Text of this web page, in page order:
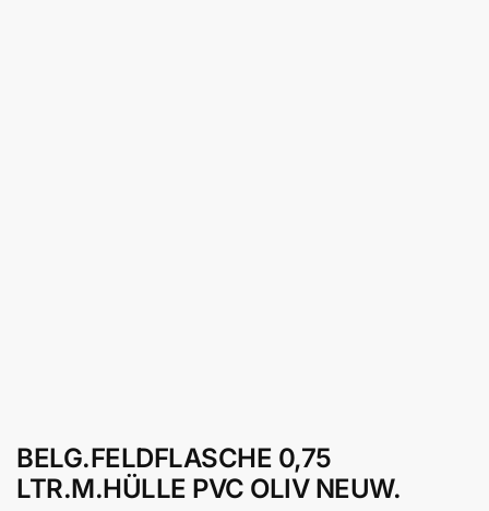
BELG.FELDFLASCHE 0,75
LTR.M.HÜLLE PVC OLIV NEUW.